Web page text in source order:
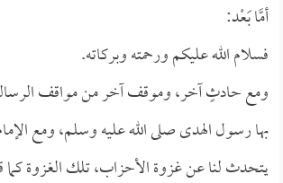
أمَّا بَعْد:
فسلام الله عليكم ورحمته وبركاته.
ومع حادثٍ آخر، وموقف آخر من مواقف الرسالة
بها رسول الهدى صلى الله عليه وسلم، ومع
يتحدث لنا عن غزوة الأحزاب، تلك الغزوة كما